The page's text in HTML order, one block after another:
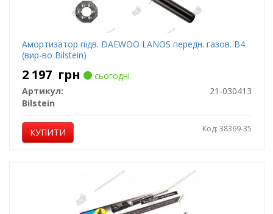
Амортизатор підв. DAEWOO LANOS передн. газов. B4
(вир-во Bilstein)
2 197 грн
сьогодні
Артикул:
21-030413
Bilstein
КУПИТИ Код: 38369-35